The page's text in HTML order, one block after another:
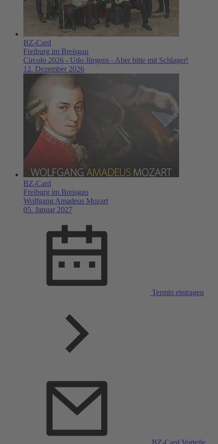
BZ-Card
Freiburg im Breisgau
Circolo 2026 - Udo Jürgens - Aber bitte mit Schlager!
12. Dezember 2026
BZ-Card
Freiburg im Breisgau
Wolfgang Amadeus Mozart
05. Januar 2027
Termin eintragen
BZ-Card Vorteile